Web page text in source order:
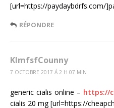
[url=https://paydaybdrfs.com/
RÉPONDRE
KlmfsfCounny
7 OCTOBRE 2017 Á 2 H 07 MIN
generic cialis online – https://
cialis 20 mg [url=https://